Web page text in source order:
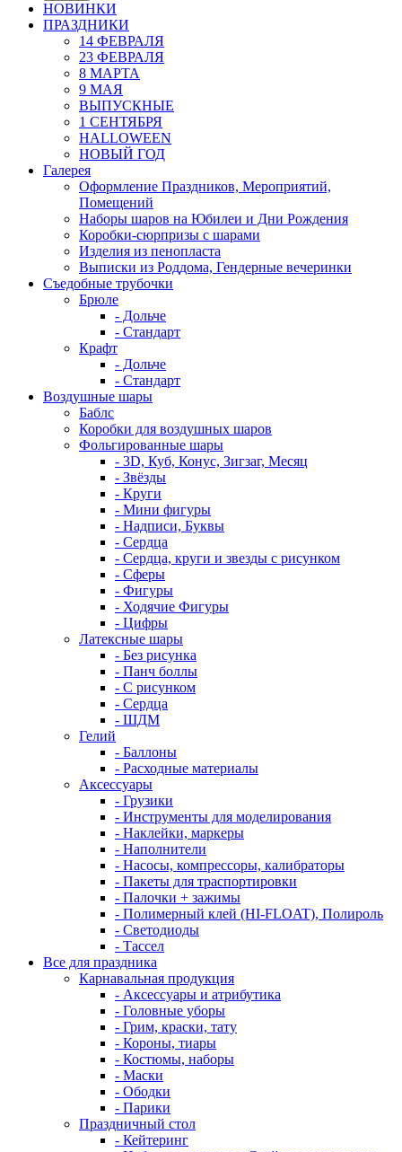
НОВИНКИ
ПРАЗДНИКИ
14 ФЕВРАЛЯ
23 ФЕВРАЛЯ
8 МАРТА
9 МАЯ
ВЫПУСКНЫЕ
1 СЕНТЯБРЯ
HALLOWEEN
НОВЫЙ ГОД
Галерея
Оформление Праздников, Мероприятий,
Помещений
Наборы шаров на Юбилеи и Дни Рождения
Коробки-сюрпризы с шарами
Изделия из пенопласта
Выписки из Роддома, Гендерные вечеринки
Съедобные трубочки
Брюле
- Дольче
- Стандарт
Крафт
- Дольче
- Стандарт
Воздушные шары
Баблс
Коробки для воздушных шаров
Фольгированные шары
- 3D, Куб, Конус, Зигзаг, Месяц
- Звёзды
- Круги
- Мини фигуры
- Надписи, Буквы
- Сердца
- Сердца, круги и звезды с рисунком
- Сферы
- Фигуры
- Ходячие Фигуры
- Цифры
Латексные шары
- Без рисунка
- Панч боллы
- С рисунком
- Сердца
- ШДМ
Гелий
- Баллоны
- Расходные материалы
Аксессуары
- Грузики
- Инструменты для моделирования
- Наклейки, маркеры
- Наполнители
- Насосы, компрессоры, калибраторы
- Пакеты для траспортировки
- Палочки + зажимы
- Полимерный клей (HI-FLOAT), Полироль
- Светодиоды
- Тассел
Все для праздника
Карнавальная продукция
- Аксессуары и атрибутика
- Головные уборы
- Грим, краски, тату
- Короны, тиары
- Костюмы, наборы
- Маски
- Ободки
- Парики
Праздничный стол
- Кейтеринг